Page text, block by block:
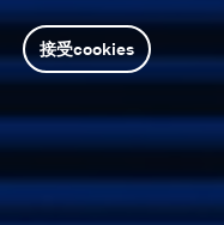
接受cookies